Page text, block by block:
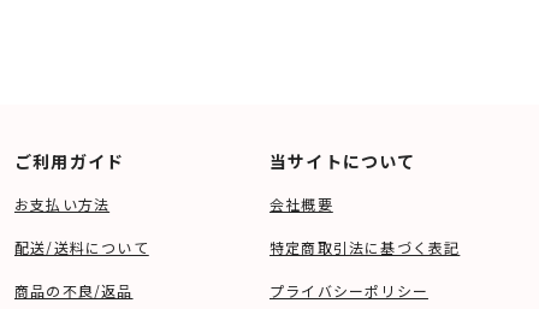
ご利用ガイド
お支払い方法
配送/送料について
商品の不良/返品
当サイトについて
会社概要
特定商取引法に基づく表記
プライバシーポリシー